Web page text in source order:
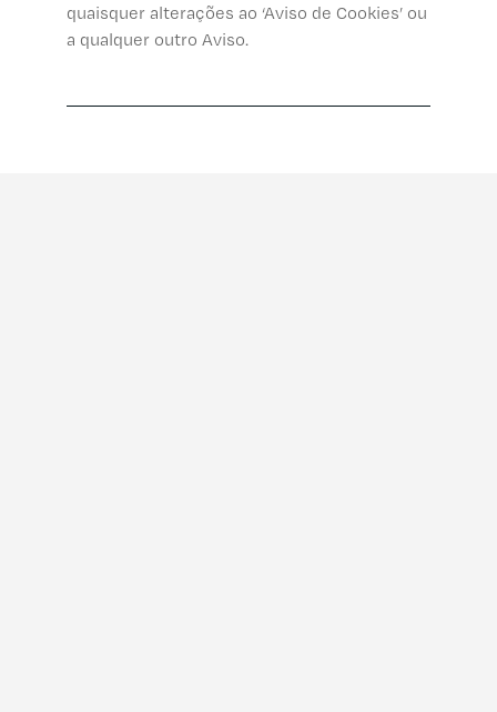
quaisquer alterações ao ‘Aviso de Cookies’ ou
a qualquer outro Aviso.